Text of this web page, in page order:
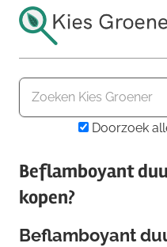
naar
inhoudKies
GroenerDoorzoek
Beflamboyant
kopen?
Beflamboyant